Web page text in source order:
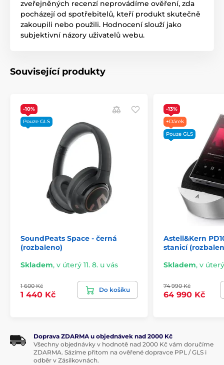
zveřejněných recenzí neprovádíme ověření, zda
pocházejí od spotřebitelů, kteří produkt skutečně
zakoupili nebo použili. Hodnocení slouží jako
subjektivní názory uživatelů webu.
Související produkty
-10%
Pouze GLS
SoundPeats Space - černá
(rozbaleno)
Skladem, v úterý 11. 8. u vás
1 600 Kč
1 440 Kč
Do košíku
-13%
+Dárek
Pouze GLS
Astell&Kern
stanicí
Skladem, v úterý
74 990 Kč
64 990 Kč
Doprava ZDARMA u objednávek nad 2000 Kč
Všechny objednávky v hodnotě nad 2000 Kč vám doručíme
ZDARMA. Sázíme přitom na ověřené dopravce PPL / GLS i
odběr v Zásilkovnách.